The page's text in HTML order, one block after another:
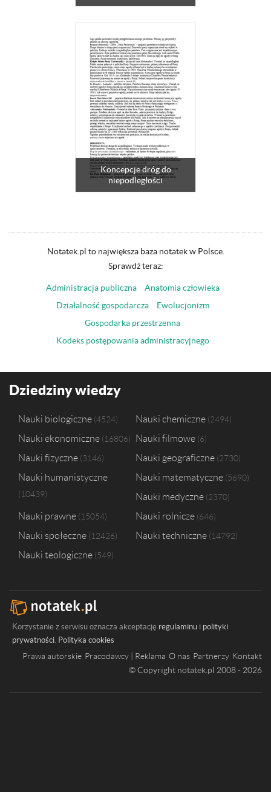
Koncepcje dróg do
niepodległości
Notatek.pl to największa baza notatek w Polsce.
Sprawdź teraz:
Administracja publiczna
Anatomia człowieka
Działalność gospodarcza
Ewolucjonizm
Gospodarka przestrzenna
Kodeks postępowania administracyjnego
Dziedziny wiedzy
Nauki biologiczne 4524 Nauki chemiczne 2494
Nauki ekonomiczne 16806 Nauki filmowe 6
Nauki fizyczne 3146 Nauki geograficzne 2730
Nauki humanistyczne
10439
Nauki matematyczne 5690
Nauki medyczne 2370
Nauki prawne 15054 Nauki rolnicze 646
Nauki społeczne 12426 Nauki techniczne 14792
Nauki teologiczne 549
Korzystanie z serwisu oznacza akceptację regulaminu i polityki
prywatności. Polityka cookies
Prawa autorskie Pracodawcy | Reklama O nas Partnerzy Kontakt
© Copyright notatek.pl 2008 - 2026